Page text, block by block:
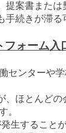
提案書また
続きが滞る
フォーム入
センターや
ほとんどの
。
生すること